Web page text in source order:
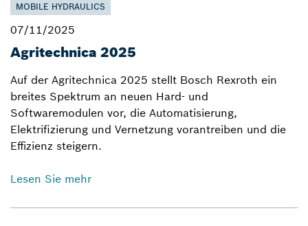
MOBILE HYDRAULICS
07/11/2025
Agritechnica 2025
Auf der Agritechnica 2025 stellt Bosch Rexroth ein
breites Spektrum an neuen Hard- und
Softwaremodulen vor, die Automatisierung,
Elektrifizierung und Vernetzung vorantreiben und die
Effizienz steigern.
Lesen Sie mehr